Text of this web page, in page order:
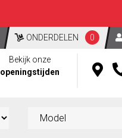
ONDERDELEN 0
Bekijk onze
openingstijden